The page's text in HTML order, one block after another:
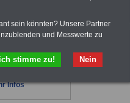
efür 10 Euro
Sie in den
zum Öffentlichen
Sie
rund
zum
Infos
sein könnten? Unsere Partner
und Messwerte zu
Nein
stimme zu!